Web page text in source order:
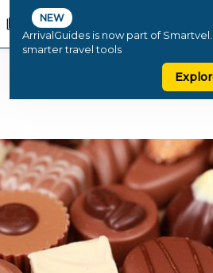
NEW
ArrivalGuides is now part of
smarter travel tools